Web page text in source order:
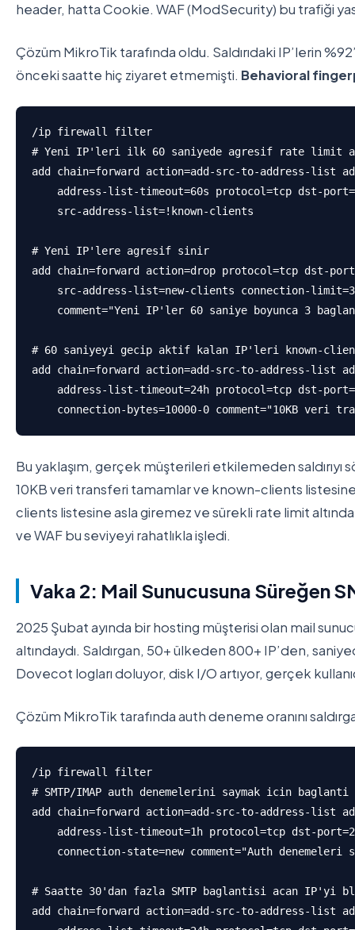
header, hatta Cookie. WAF (ModSecurity) bu trafiği
Çözüm MikroTik tarafında oldu. Saldırıdaki IP’lerin
önceki saatte hiç ziyaret etmemişti. Behavioral
/ip firewall filter
# Yeni IP'leri ilk 60 saniyede agresif rate limit
add chain=forward action=add-src-to-address-list
address-list-timeout=60s protocol=tcp dst-
    src-address-list=!known-clients
# Yeni IP'lere agresif sinir
add chain=forward action=drop protocol=tcp dst-
src-address-list=new-clients connection-
comment="Yeni IP'ler 60 saniye boyunca 3
# 60 saniyeyi gecip aktif kalan IP'leri known-
add chain=forward action=add-src-to-address-list
address-list-timeout=24h protocol=tcp dst-
connection-bytes=10000-0 comment="10KB veri
Bu yaklaşım, gerçek müşterileri etkilemeden
10KB veri transferi tamamlar ve known-clients
clients listesine asla giremez ve sürekli rate limit altında
ve WAF bu seviyeyi rahatlıkla işledi.
Vaka 2: Mail Sunucusuna Süreğen
2025 Şubat ayında bir hosting müşterisi olan mail
altındaydı. Saldırgan, 50+ ülkeden 800+ IP’den,
Dovecot logları doluyor, disk I/O artıyor, gerçek
Çözüm MikroTik tarafında auth deneme oranını
/ip firewall filter
# SMTP/IMAP auth denemelerini saymak icin baglanti
add chain=forward action=add-src-to-address-list
address-list-timeout=1h protocol=tcp dst-
connection-state=new comment="Auth denemeleri
# Saatte 30'dan fazla SMTP baglantisi acan IP'yi
add chain=forward action=add-src-to-address-list